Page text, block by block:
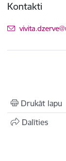
Kontakti
E-pasts:
Drukāt lapu
Dalīties